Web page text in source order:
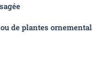
de plantes